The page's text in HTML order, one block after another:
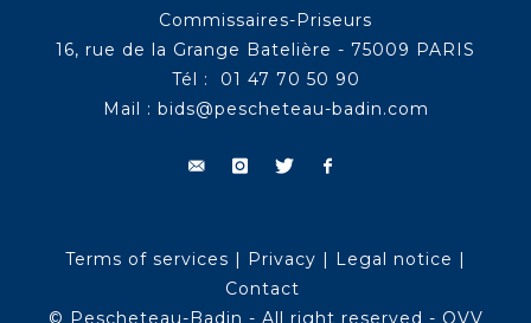
Commissaires-Priseurs
16, rue de la Grange Batelière - 75009 PARIS
Tél : 01 47 70 50 90
Mail : bids@pescheteau-badin.com
Terms of services | Privacy | Legal notice |
Contact
© Pescheteau-Badin - All right reserved - OVV